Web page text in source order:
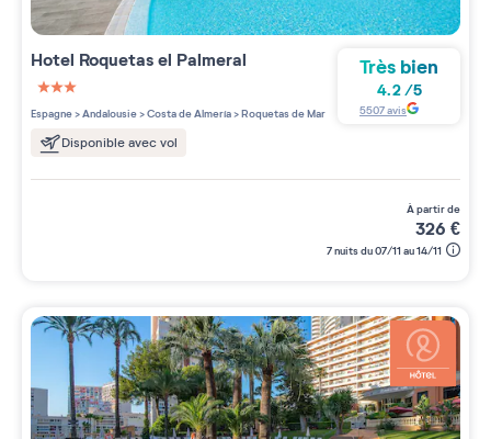
Hotel Roquetas el Palmeral
3 étoiles sur 5
Espagne>Andalousie>Costa de Almería>Roquetas de Mar
Disponible avec vol
Très bien
4.2 /5
5507avis
à partir de
326 €
7 nuits du 07/11 au 14/11